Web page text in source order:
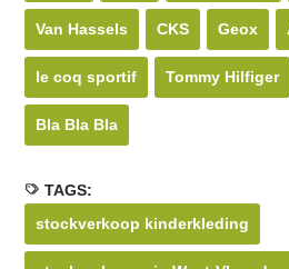
Van Hassels CKS Geox
le coq sportif Tommy Hilfiger
Bla Bla Bla
TAGS:
stockverkoop kinderkleding